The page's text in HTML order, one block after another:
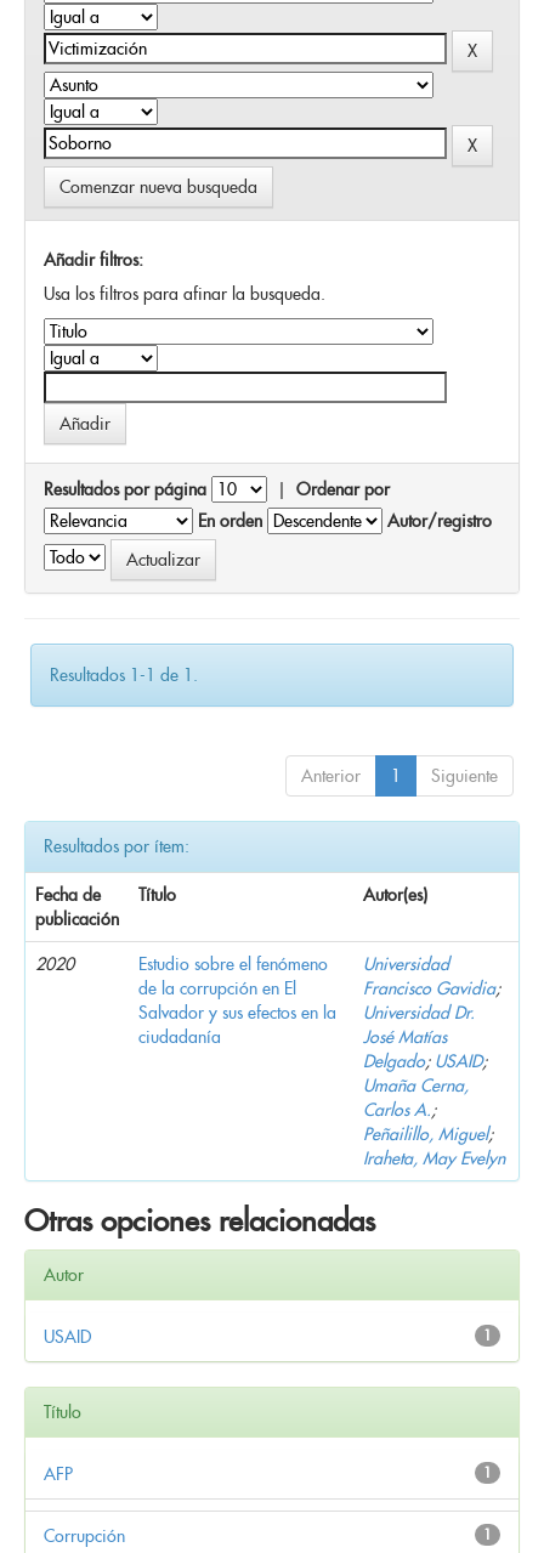
Comenzar nueva busqueda
Añadir filtros:
Usa los filtros para afinar la busqueda.
Resultados por página | Ordenar por
En orden
Autor/registro
Resultados 1-1 de 1.
Anterior 1 Siguiente
Resultados por ítem:
Fecha de
publicación
Título Autor(es)
2020
Estudio sobre el fenómeno
de la corrupción en El
Salvador y sus efectos en la
ciudadanía
Universidad
Francisco Gavidia;
Universidad Dr.
José Matías
Delgado; USAID;
Umaña Cerna,
Carlos A.;
Peñailillo, Miguel;
Iraheta, May Evelyn
Otras opciones relacionadas
Autor
1
USAID
Título
1
AFP
1
Corrupción